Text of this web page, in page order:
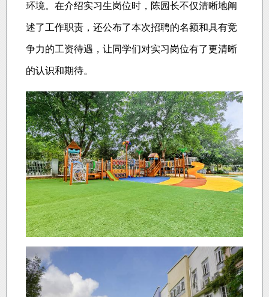
环境。在介绍实习生岗位时，陈园长不仅清晰地阐
述了工作职责，还公布了本次招聘的名额和具有竞
争力的工资待遇，让同学们对实习岗位有了更清晰
的认识和期待。